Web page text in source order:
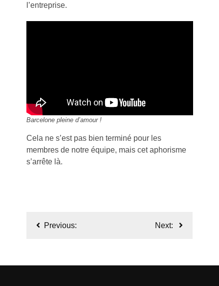
l’entreprise.
Barcelone pleine d’amour !
Cela ne s’est pas bien terminé pour les
membres de notre équipe, mais cet aphorisme
s’arrête là.
Navigation
Previous: Next: